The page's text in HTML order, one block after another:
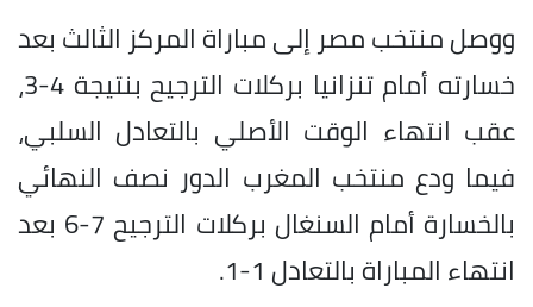
ووصل منتخب مصر إلى مباراة المركز الثالث بعد
خسارته أمام تنزانيا بركلات الترجيح بنتيجة 4-3،
عقب انتهاء الوقت الأصلي بالتعادل السلبي،
فيما ودع منتخب المغرب الدور نصف النهائي
بالخسارة أمام السنغال بركلات الترجيح 7-6 بعد
انتهاء المباراة بالتعادل 1-1.